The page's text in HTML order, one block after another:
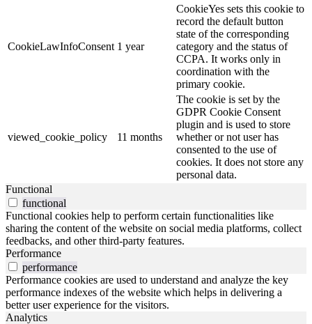
CookieLawInfoConsent 1 year
CookieYes sets this cookie to
record the default button
state of the corresponding
category and the status of
CCPA. It works only in
coordination with the
primary cookie.
viewed_cookie_policy 11 months
The cookie is set by the
GDPR Cookie Consent
plugin and is used to store
whether or not user has
consented to the use of
cookies. It does not store any
personal data.
Functional
functional
Functional cookies help to perform certain functionalities like
sharing the content of the website on social media platforms, collect
feedbacks, and other third-party features.
Performance
performance
Performance cookies are used to understand and analyze the key
performance indexes of the website which helps in delivering a
better user experience for the visitors.
Analytics